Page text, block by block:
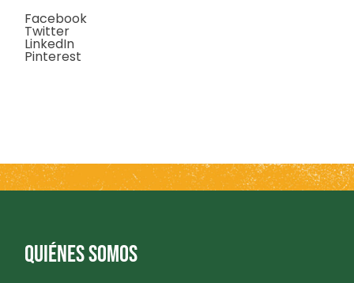
Facebook
Twitter
LinkedIn
Pinterest
QUIÉNES SOMOS